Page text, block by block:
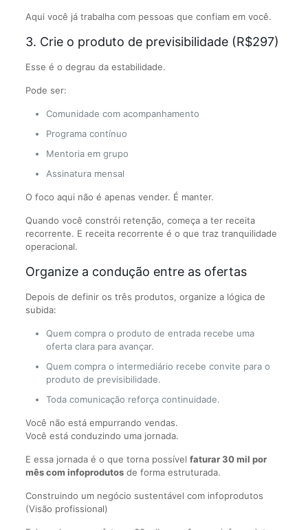
Aqui você já trabalha com pessoas que confiam em você.
3. Crie o produto de previsibilidade (R$297)
Esse é o degrau da estabilidade.
Pode ser:
Comunidade com acompanhamento
Programa contínuo
Mentoria em grupo
Assinatura mensal
O foco aqui não é apenas vender. É manter.
Quando você constrói retenção, começa a ter receita
recorrente. E receita recorrente é o que traz tranquilidade
operacional.
Organize a condução entre as ofertas
Depois de definir os três produtos, organize a lógica de
subida:
Quem compra o produto de entrada recebe uma
oferta clara para avançar.
Quem compra o intermediário recebe convite para o
produto de previsibilidade.
Toda comunicação reforça continuidade.
Você não está empurrando vendas.
Você está conduzindo uma jornada.
E essa jornada é o que torna possível faturar 30 mil por
mês com infoprodutosde forma estruturada.
Construindo um negócio sustentável com infoprodutos
(Visão profissional)